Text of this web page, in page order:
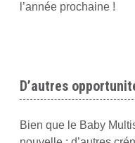
l’année prochaine !
D’autres
Bien que le Baby